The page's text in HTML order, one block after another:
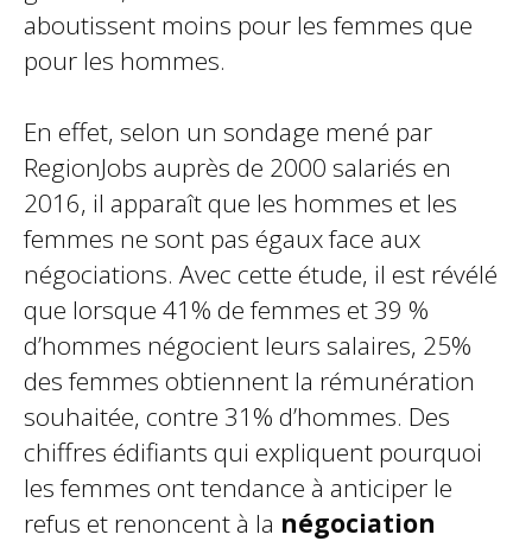
aboutissent moins pour les femmes que
pour les hommes.
En effet, selon un sondage mené par
RegionJobs auprès de 2000 salariés en
2016, il apparaît que les hommes et les
femmes ne sont pas égaux face aux
négociations. Avec cette étude, il est révélé
que lorsque 41% de femmes et 39 %
d’hommes négocient leurs salaires, 25%
des femmes obtiennent la rémunération
souhaitée, contre 31% d’hommes. Des
chiffres édifiants qui expliquent pourquoi
les femmes ont tendance à anticiper le
refus et renoncent à la négociation